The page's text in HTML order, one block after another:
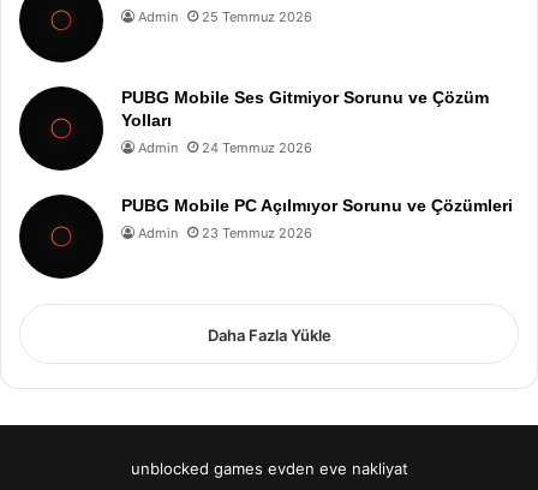
Admin 25 Temmuz 2026
PUBG Mobile Ses Gitmiyor Sorunu ve Çözüm
Yolları
Admin 24 Temmuz 2026
PUBG Mobile PC Açılmıyor Sorunu ve Çözümleri
Admin 23 Temmuz 2026
Daha Fazla Yükle
unblocked games evden eve nakliyat